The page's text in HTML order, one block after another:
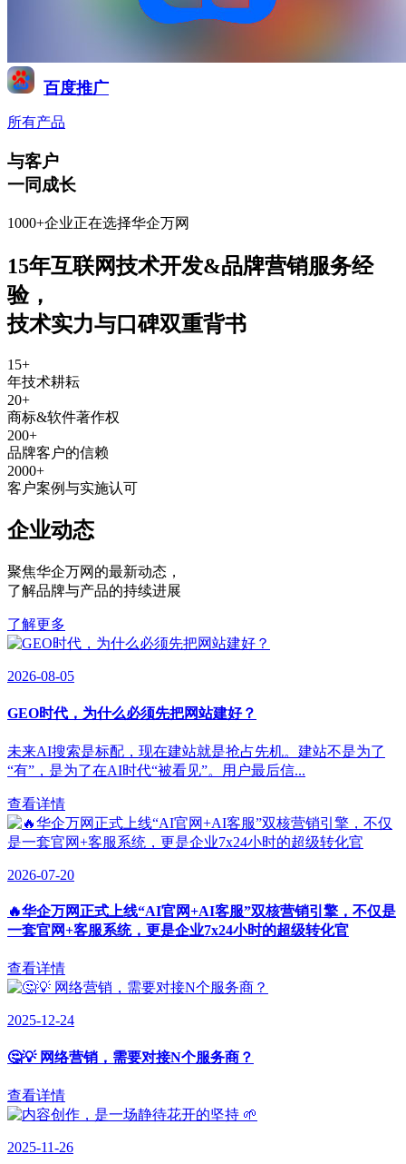
百度推广
所有产品
与客户
一同成长
1000+企业正在选择华企万网
15年互联网技术开发&品牌营销服务经
验，
技术实力与口碑双重背书
15+
年技术耕耘
20+
商标&软件著作权
200+
品牌客户的信赖
2000+
客户案例与实施认可
企业动态
聚焦华企万网的最新动态 ，
了解品牌与产品的持续进展
了解更多
2026-08-05
GEO时代，为什么必须先把网站建好？
未来AI搜索是标配，现在建站就是抢占先机。建站不是为了
“有”，是为了在AI时代“被看见”。用户最后信...
查看详情
2026-07-20
🔥华企万网正式上线“AI官网+AI客服”双核营销引擎，不仅是
一套官网+客服系统，更是企业7x24小时的超级转化官
查看详情
2025-12-24
🤔💡 网络营销，需要对接N个服务商？
查看详情
2025-11-26